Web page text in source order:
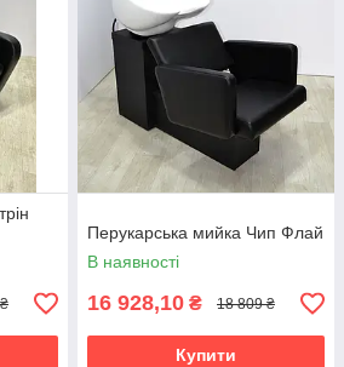
Перукарська мийка Чип Флай
В наявності
16 928,10 ₴ 18 809 ₴
Купити